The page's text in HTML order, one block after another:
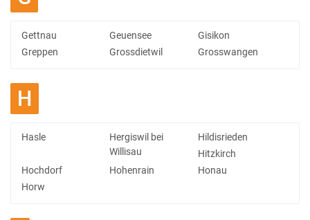
Gettnau Geuensee
Gisikon
Greppen
Grossdietwil Grosswangen
H
Hasle
Hergiswil bei
Willisau
Hildisrieden
Hitzkirch
Hochdorf
Hohenrain
Honau
Horw